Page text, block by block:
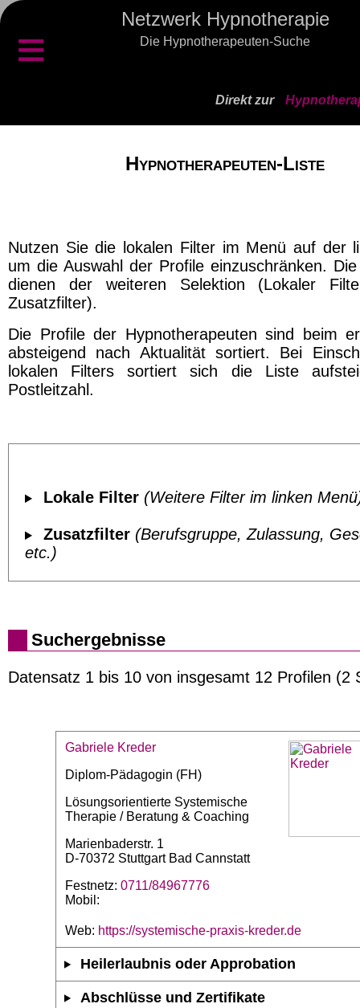
Netzwerk Hypnotherapie
Die Hypnotherapeuten-Suche
≡
Direkt zur
Hypnotherapeuten-Liste
Nutzen Sie die lokalen Filter im Menü auf der
um die Auswahl der Profile einzuschränken.
dienen der weiteren Selektion (Lokaler
Zusatzfilter).
Die Profile der Hypnotherapeuten sind beim
absteigend nach Aktualität sortiert. Bei
lokalen Filters sortiert sich die Liste
Postleitzahl.
Lokale Filter (Weitere Filter im linken
Zusatzfilter (Berufsgruppe, Zulassung,
etc.)
Suchergebnisse
Datensatz 1 bis 10 von insgesamt 12 Profilen (2
Gabriele Kreder
Diplom-Pädagogin (FH)
Lösungsorientierte Systemische
Therapie / Beratung & Coaching
Marienbaderstr. 1
D-70372 Stuttgart Bad Cannstatt
Festnetz: 0711/84967776
Mobil:
Web: https://systemische-praxis-kreder.de
Heilerlaubnis oder Approbation
Abschlüsse und Zertifikate